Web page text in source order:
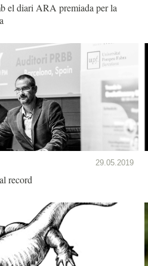
el diari ARA premiada per la
29.05.2019
record